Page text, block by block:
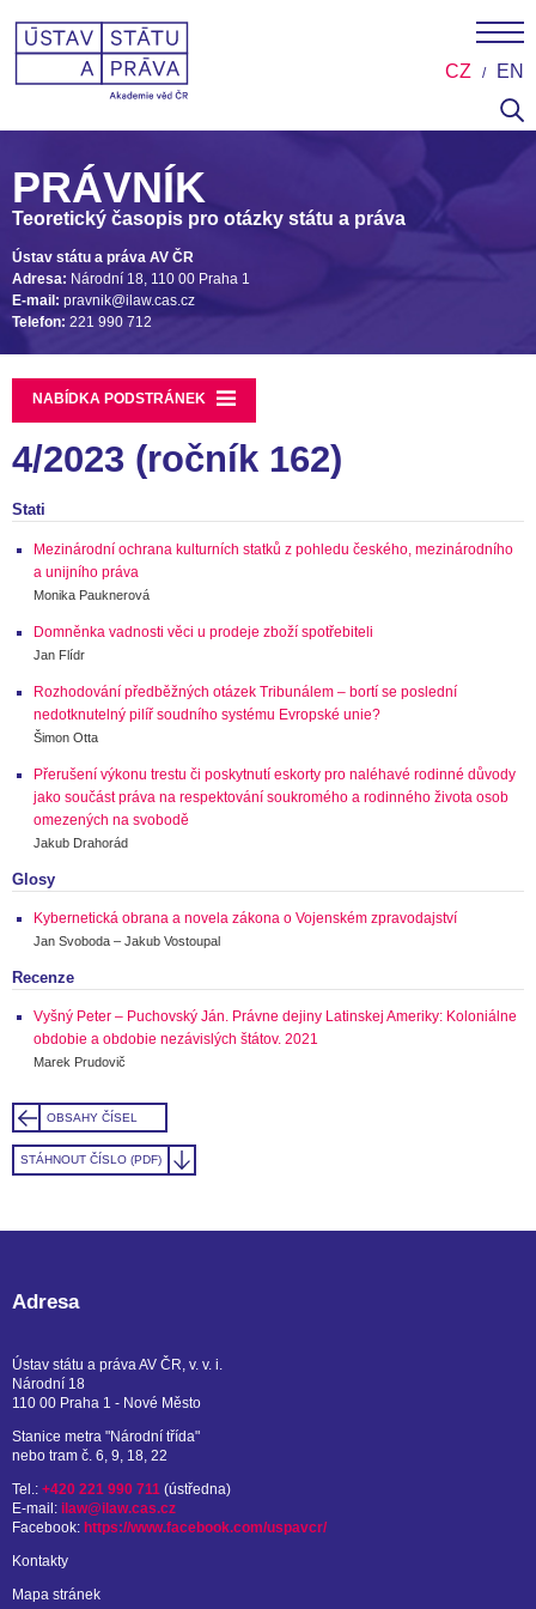
CZ EN
PRÁVNÍK
Teoretický časopis pro otázky státu a práva
Ústav státu a práva AV ČR
Adresa: Národní 18, 110 00 Praha 1
E-mail: pravnik@ilaw.cas.cz
Telefon: 221 990 712
NABÍDKA PODSTRÁNEK
4/2023 (ročník 162)
Stati
Mezinárodní ochrana kulturních statků z pohledu českého, mezinárodního
a unijního práva
Monika Pauknerová
Domněnka vadnosti věci u prodeje zboží spotřebiteli
Jan Flídr
Rozhodování předběžných otázek Tribunálem – bortí se poslední
nedotknutelný pilíř soudního systému Evropské unie?
Šimon Otta
Přerušení výkonu trestu či poskytnutí eskorty pro naléhavé rodinné důvody
jako součást práva na respektování soukromého a rodinného života osob
omezených na svobodě
Jakub Drahorád
Glosy
Kybernetická obrana a novela zákona o Vojenském zpravodajství
Jan Svoboda – Jakub Vostoupal
Recenze
Vyšný Peter – Puchovský Ján. Právne dejiny Latinskej Ameriky: Koloniálne
obdobie a obdobie nezávislých štátov. 2021
Marek Prudovič
OBSAHY ČÍSEL
STÁHNOUT ČÍSLO (PDF)
Adresa
Ústav státu a práva AV ČR, v. v. i.
Národní 18
110 00 Praha 1 - Nové Město
Stanice metra "Národní třída"
nebo tram č. 6, 9, 18, 22
Tel.: +420 221 990 711 (ústředna)
E-mail: ilaw@ilaw.cas.cz
Facebook: https://www.facebook.com/uspavcr/
Kontakty
Mapa stránek